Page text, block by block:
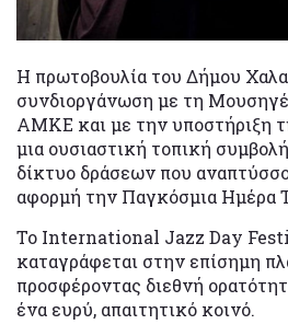
Η πρωτοβουλία του Δήμου
συνδιοργάνωση με τη
ΑΜΚΕ και με την υποστήριξη
μια ουσιαστική τοπική
δίκτυο δράσεων που
αφορμή την Παγκόσμια Ημέρα
­Το International Jazz Day
καταγράφεται στην επίσημη
προσφέροντας διεθνή
ένα ευρύ, απαιτητικό κοινό.